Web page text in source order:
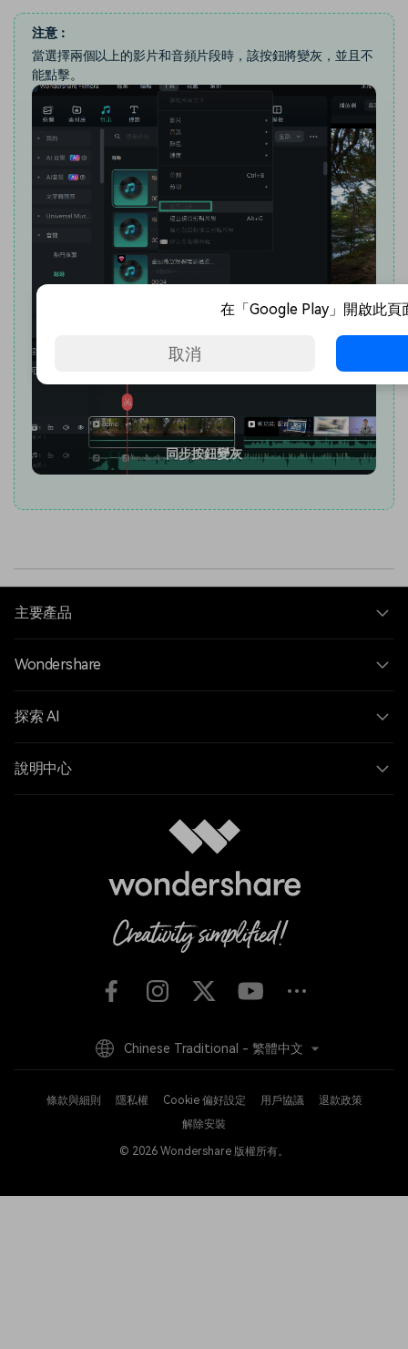
注意：
當選擇兩個以上的影片和音頻片段時，該按鈕將變灰，並且不
能點擊。
同步按鈕變灰
主要產品
Wondershare
探索 AI
說明中心
條款與細則 隱私權 Cookie 偏好設定 用戶協議
退款政策
解除安裝
© 2026 Wondershare 版權所有。
Chinese Traditional - 繁體中文
在「Google Play」開啟此頁
取消